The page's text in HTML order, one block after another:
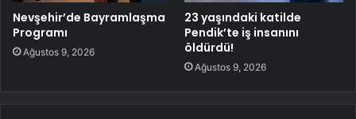
Nevşehir’de Bayramlaşma
Programı
Ağustos 9, 2026
23 yaşındaki katilde
Pendik’te iş insanını
öldürdü!
Ağustos 9, 2026